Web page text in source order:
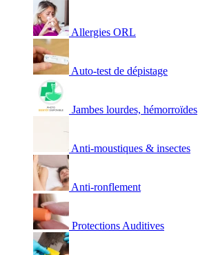
Allergies ORL
Auto-test de dépistage
Jambes lourdes, hémorroïdes
Anti-moustiques & insectes
Anti-ronflement
Protections Auditives